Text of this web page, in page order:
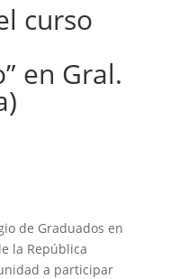
curso
en Gral.
de Graduados en
la República
a participar